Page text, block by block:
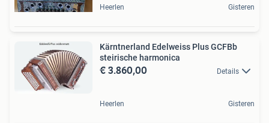
Heerlen Gisteren
Kärntnerland Edelweiss Plus GCFBb
steirische harmonica
€ 3.860,00 Details
Heerlen Gisteren